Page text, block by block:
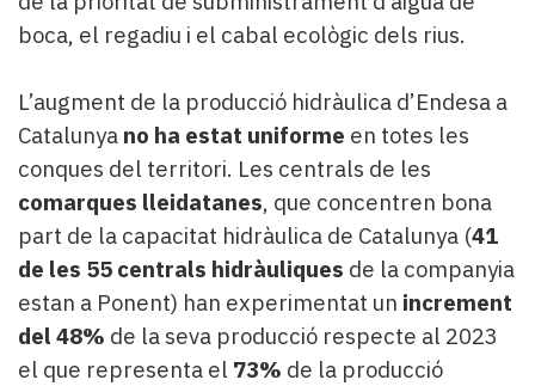
boca, el regadiu i el cabal ecològic dels rius.
L’augment de la producció hidràulica d’Endesa a
Catalunya no ha estat uniforme en totes les
conques del territori. Les centrals de les
comarques lleidatanes, que concentren bona
part de la capacitat hidràulica de Catalunya (41
de les 55 centrals hidràuliques de la companyia
estan a Ponent) han experimentat un increment
del 48% de la seva producció respecte al 2023
el que representa el 73% de la producció